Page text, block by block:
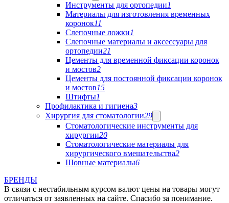
Инструменты для ортопедии1
Материалы для изготовления временных
коронок11
Слепочные ложки1
Слепочные материалы и аксессуары для
ортопедии21
Цементы для временной фиксации коронок
и мостов2
Цементы для постоянной фиксации коронок
и мостов15
Штифты1
Профилактика и гигиена3
Хирургия для стоматологии29
Стоматологические инструменты для
хирургии20
Стоматологические материалы для
хирургического вмешательства2
Шовные материалы6
БРЕНДЫ
В связи с нестабильным курсом валют цены на товары могут
отличаться от заявленных на сайте. Спасибо за понимание.